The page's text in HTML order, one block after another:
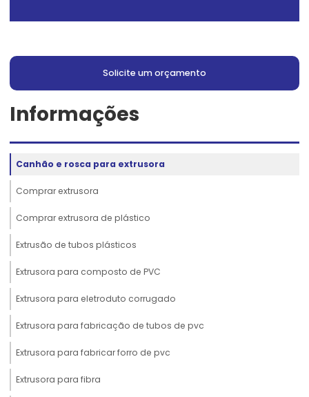
Solicite um orçamento
Informações
Canhão e rosca para extrusora
Comprar extrusora
Comprar extrusora de plástico
Extrusão de tubos plásticos
Extrusora para composto de PVC
Extrusora para eletroduto corrugado
Extrusora para fabricação de tubos de pvc
Extrusora para fabricar forro de pvc
Extrusora para fibra